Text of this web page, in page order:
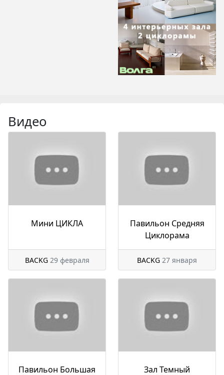
Видео
Мини ЦИКЛА
BACKG 29 февраля
Павильон Средняя
Циклорама
BACKG 27 января
Павильон Большая Зал Темный